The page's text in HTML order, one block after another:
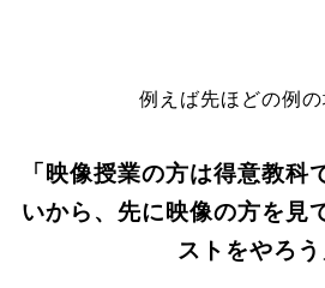
例えば先ほどの例の
「映像授業の方は得意教科
いから、先に映像の方を見
ストをやろう